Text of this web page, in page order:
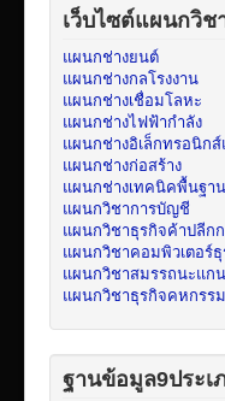
เว็บไซต์แผนกวิช
แผนกช่างยนต์
แผนกช่างกลโรงงาน
แผนกช่างเชื่อมโลหะ
แผนกช่างไฟฟ้ากำลัง
แผนกช่างอิเล็กทรอนิก
แผนกช่างก่อสร้าง
แผนกช่างเทคนิคพื้นฐาน
แผนกวิชาการบัญชี
แผนกวิชาธุรกิจค้าปลีก
แผนกวิชาคอมพิวเตอร์
แผนกวิชาสมรรถนะแก
แผนกวิชาธุรกิจคหกรรม
ฐานข้อมูล9ประเ